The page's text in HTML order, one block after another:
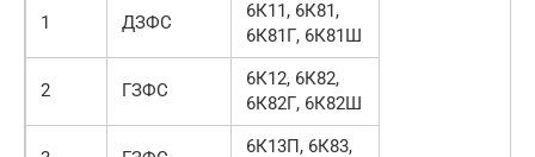
1 ДЗФС
6К11, 6К81,
6К81Г, 6К81Ш
2 ГЗФС
6К12, 6К82,
6К82Г, 6К82Ш
6К13П, 6К83,